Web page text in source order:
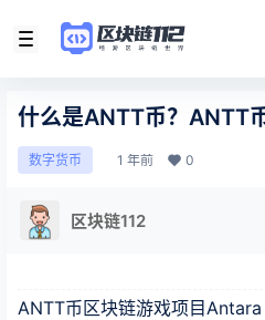
什么是ANTT币？ANTT
数字货币 1 年前 0
区块链112
ANTT币区块链游戏项目